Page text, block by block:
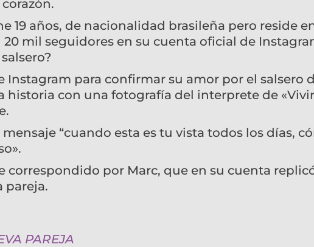
19 años, de nacionalidad brasileña pero reside
20 mil seguidores en su cuenta oficial de
Instagram para confirmar su amor por el salsero
historia con una fotografía del interprete de
“cuando esta es tu vista todos los días,
correspondido por Marc, que en su cuenta
pareja.
PAREJA